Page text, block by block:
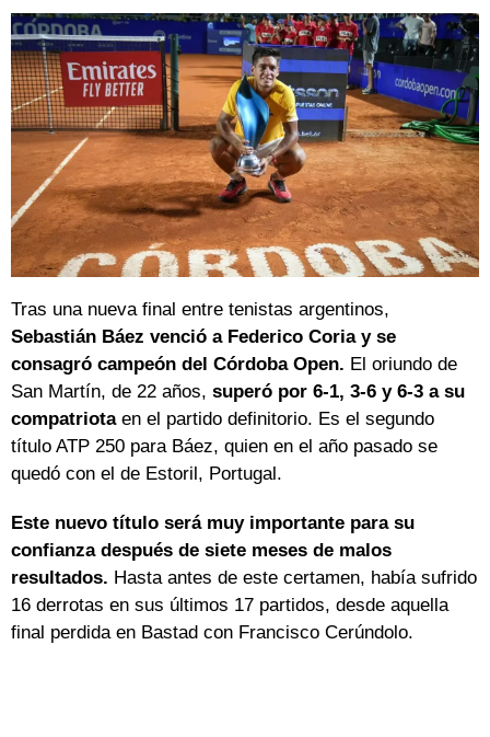
Tras una nueva final entre tenistas argentinos,
Sebastián Báez venció a Federico Coria y se
consagró campeón del Córdoba Open. El oriundo de
San Martín, de 22 años, superó por 6-1, 3-6 y 6-3 a su
compatriotaen el partido definitorio. Es el segundo
título ATP 250 para Báez, quien en el año pasado se
quedó con el de Estoril, Portugal.
Este nuevo título será muy importante para su
confianza después de siete meses de malos
resultados. Hasta antes de este certamen, había sufrido
16 derrotas en sus últimos 17 partidos, desde aquella
final perdida en Bastad con Francisco Cerúndolo.